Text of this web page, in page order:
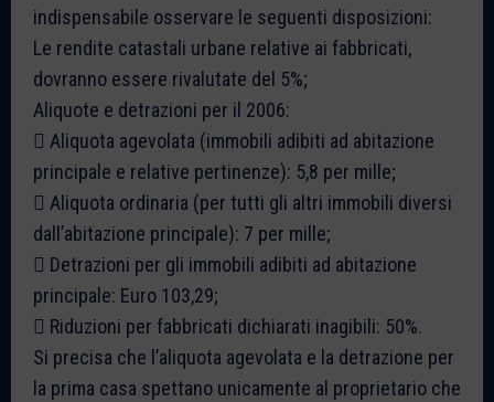
indispensabile osservare le seguenti disposizioni:
Le rendite catastali urbane relative ai fabbricati,
dovranno essere rivalutate del 5%;
Aliquote e detrazioni per il 2006:
 Aliquota agevolata (immobili adibiti ad abitazione
principale e relative pertinenze): 5,8 per mille;
 Aliquota ordinaria (per tutti gli altri immobili diversi
dall’abitazione principale): 7 per mille;
 Detrazioni per gli immobili adibiti ad abitazione
principale: Euro 103,29;
 Riduzioni per fabbricati dichiarati inagibili: 50%.
Si precisa che l’aliquota agevolata e la detrazione per
la prima casa spettano unicamente al proprietario che